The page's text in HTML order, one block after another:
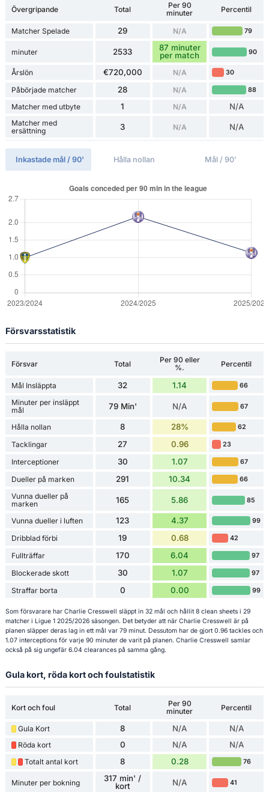
Övergripande Total
Per 90
minuter
Percentil
Matcher Spelade 29 N/A 79
minuter 2533
87 minuter
per match
90
Årslön €720,000 N/A 30
Påbörjade matcher 28 N/A 88
Matcher med utbyte 1 N/A N/A
Matcher med
ersättning
3 N/A N/A
Inkastade mål / 90' Hålla nollan Mål / 90'
Försvarsstatistik
Försvar Total
Per 90 eller
%.
Percentil
Mål Insläppta 32 1.14 66
Minuter per insläppt
mål
79 Min' N/A 67
Hålla nollan 8 28% 62
Tacklingar 27 0.96 23
Interceptioner 30 1.07 67
Dueller på marken 291 10.34 66
Vunna dueller på
marken
165 5.86 85
Vunna dueller i luften 123 4.37 99
Dribblad förbi 19 0.68 42
Fullträffar 170 6.04 97
Blockerade skott 30 1.07 97
Straffar borta 0 0.00 99
Som försvarare har Charlie Cresswell släppt in 32 mål och hållit 8 clean sheets i 29
matcher i Ligue 1 2025/2026 säsongen. Det betyder att när Charlie Cresswell är på
planen släpper deras lag in ett mål var 79 minut. Dessutom har de gjort 0.96 tackles och
1.07 interceptions för varje 90 minuter de varit på planen. Charlie Cresswell samlar
också på sig ungefär 6.04 clearances på samma gång.
Gula kort, röda kort och foulstatistik
Kort och foul Total
Per 90
minuter
Percentil
Gula Kort 8 N/A N/A
Röda kort 0 N/A N/A
Totalt antal kort 8 0.28 76
Minuter per bokning
317 min' /
kort
N/A 41